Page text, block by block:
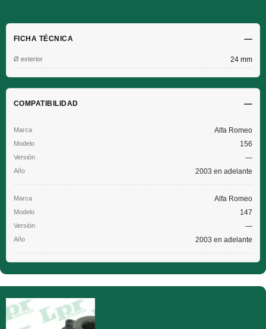
FICHA TÉCNICA
Ø exterior 24 mm
COMPATIBILIDAD
Alfa Romeo
156
—
2003 en adelante
Alfa Romeo
147
—
2003 en adelante